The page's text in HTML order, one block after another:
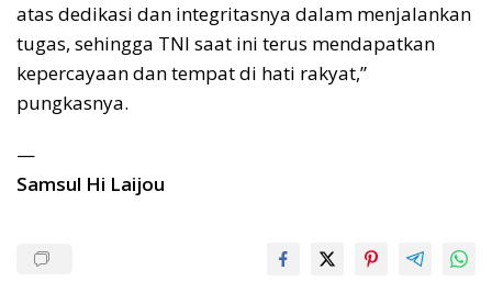
atas dedikasi dan integritasnya dalam menjalankan
tugas, sehingga TNI saat ini terus mendapatkan
kepercayaan dan tempat di hati rakyat,”
pungkasnya.
—
Samsul Hi Laijou